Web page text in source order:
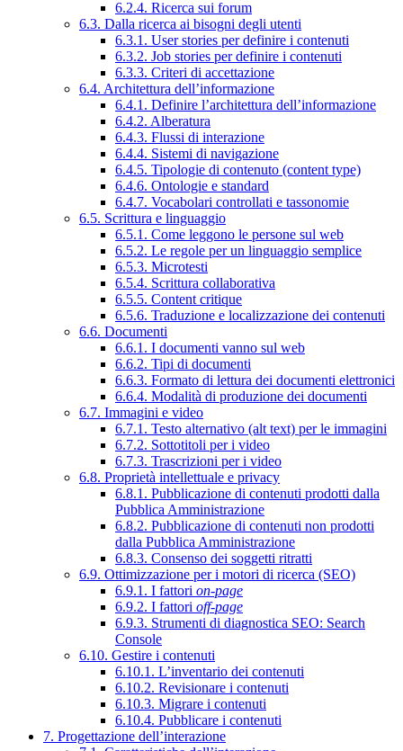
6.2.4. Ricerca sui forum
6.3. Dalla ricerca ai bisogni degli utenti
6.3.1. User stories per definire i contenuti
6.3.2. Job stories per definire i contenuti
6.3.3. Criteri di accettazione
6.4. Architettura dell’informazione
6.4.1. Definire l’architettura dell’informazione
6.4.2. Alberatura
6.4.3. Flussi di interazione
6.4.4. Sistemi di navigazione
6.4.5. Tipologie di contenuto (content type)
6.4.6. Ontologie e standard
6.4.7. Vocabolari controllati e tassonomie
6.5. Scrittura e linguaggio
6.5.1. Come leggono le persone sul web
6.5.2. Le regole per un linguaggio semplice
6.5.3. Microtesti
6.5.4. Scrittura collaborativa
6.5.5. Content critique
6.5.6. Traduzione e localizzazione dei contenuti
6.6. Documenti
6.6.1. I documenti vanno sul web
6.6.2. Tipi di documenti
6.6.3. Formato di lettura dei documenti elettronici
6.6.4. Modalità di produzione dei documenti
6.7. Immagini e video
6.7.1. Testo alternativo (alt text) per le immagini
6.7.2. Sottotitoli per i video
6.7.3. Trascrizioni per i video
6.8. Proprietà intellettuale e privacy
6.8.1. Pubblicazione di contenuti prodotti dalla
Pubblica Amministrazione
6.8.2. Pubblicazione di contenuti non prodotti
dalla Pubblica Amministrazione
6.8.3. Consenso dei soggetti ritratti
6.9. Ottimizzazione per i motori di ricerca (SEO)
6.9.1. I fattori on-page
6.9.2. I fattori off-page
6.9.3. Strumenti di diagnostica SEO: Search
Console
6.10. Gestire i contenuti
6.10.1. L’inventario dei contenuti
6.10.2. Revisionare i contenuti
6.10.3. Migrare i contenuti
6.10.4. Pubblicare i contenuti
7. Progettazione dell’interazione